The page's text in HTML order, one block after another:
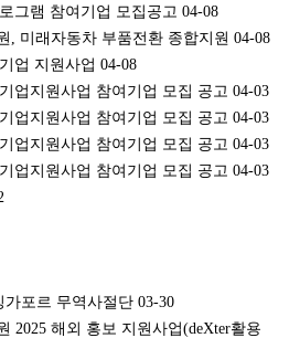
그램 참여기업 모집공고 04-08
, 미래자동차 부품전환 종합지원 04-08
업 지원사업 04-08
업지원사업 참여기업 모집 공고 04-03
업지원사업 참여기업 모집 공고 04-03
업지원사업 참여기업 모집 공고 04-03
업지원사업 참여기업 모집 공고 04-03
포르 무역사절단 03-30
2025 해외 홍보 지원사업(deXter활용